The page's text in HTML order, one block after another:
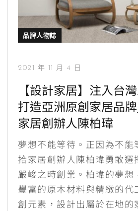
品牌人物誌
2021 年 11 月 4 日
【設計家居】注入台
打造亞洲原創家居品
家居創辦人陳柏瑋
夢想不能等待。正因為不能
拾家居創辦人陳柏瑋勇敢選
嚴峻之時創業。柏瑋的夢想
豐富的原木材料與精緻的代
創元素，設計出屬於在地的